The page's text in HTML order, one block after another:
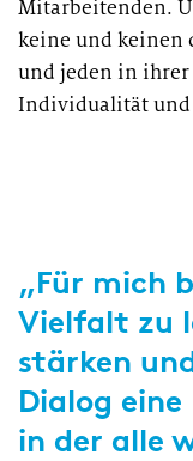
Mitarbeitenden.
keine und keinen
und jeden in ihrer
Individualität und
„Für mich
Vielfalt zu
stärken
Dialog
in der alle